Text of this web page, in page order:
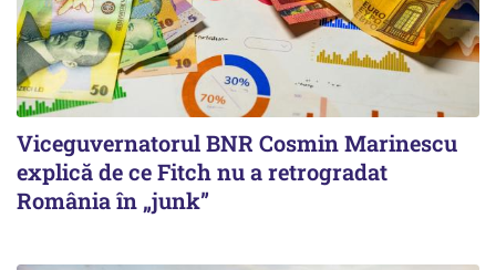
Viceguvernatorul BNR Cosmin Marinescu
explică de ce Fitch nu a retrogradat
România în „junk”